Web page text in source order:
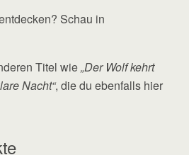
Schau in
Titel wie„Der Wolf kehrt
Nacht“, die du ebenfalls hier